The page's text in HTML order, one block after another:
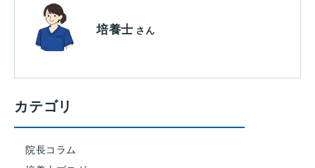
培養士 さん
カテゴリ
院長コラム